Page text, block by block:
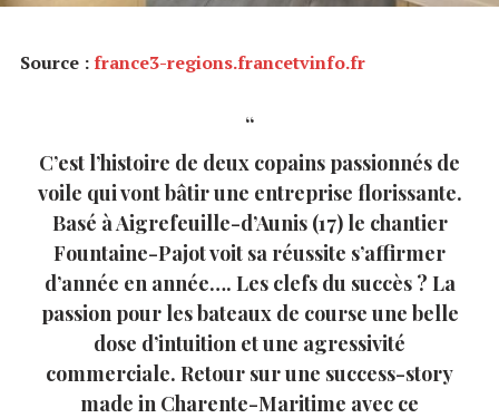
Source :france3-regions.francetvinfo.fr
C’est l’histoire de deux copains passionnés de
voile qui vont bâtir une entreprise florissante.
Basé à Aigrefeuille-d’Aunis (17) le chantier
Fountaine-Pajot voit sa réussite s’affirmer
d’année en année…. Les clefs du succès ? La
passion pour les bateaux de course une belle
dose d’intuition et une agressivité
commerciale. Retour sur une success-story
made in Charente-Maritime avec ce